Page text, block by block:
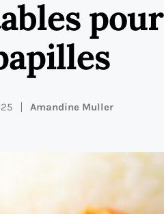
pour
Amandine Muller